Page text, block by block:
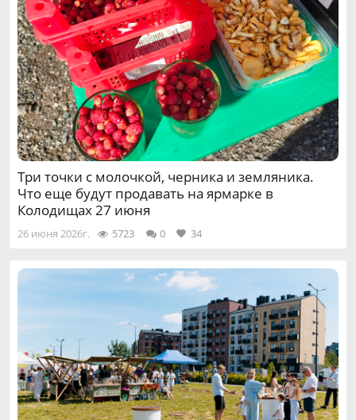
Три точки с молочкой, черника и земляника.
Что еще будут продавать на ярмарке в
Колодищах 27 июня
26 июня 2026г. 5723 0 34